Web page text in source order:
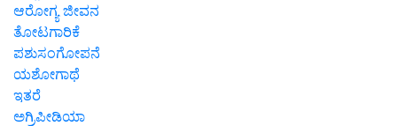
ಆರೋಗ್ಯ ಜೀವನ
ತೋಟಗಾರಿಕೆ
ಪಶುಸಂಗೋಪನೆ
ಯಶೋಗಾಥೆ
ಇತರೆ
ಅಗ್ರಿಪೀಡಿಯಾ